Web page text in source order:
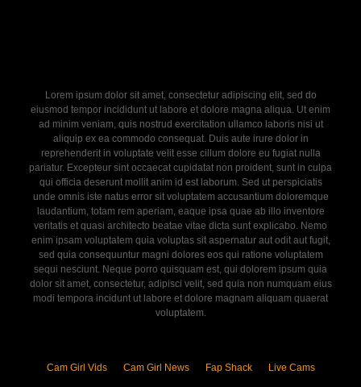
Lorem ipsum dolor sit amet, consectetur adipiscing elit, sed do
eiusmod tempor incididunt ut labore et dolore magna aliqua. Ut enim
ad minim veniam, quis nostrud exercitation ullamco laboris nisi ut
aliquip ex ea commodo consequat. Duis aute irure dolor in
reprehenderit in voluptate velit esse cillum dolore eu fugiat nulla
pariatur. Excepteur sint occaecat cupidatat non proident, sunt in culpa
qui officia deserunt mollit anim id est laborum. Sed ut perspiciatis
unde omnis iste natus error sit voluptatem accusantium doloremque
laudantium, totam rem aperiam, eaque ipsa quae ab illo inventore
veritatis et quasi architecto beatae vitae dicta sunt explicabo. Nemo
enim ipsam voluptatem quia voluptas sit aspernatur aut odit aut fugit,
sed quia consequuntur magni dolores eos qui ratione voluptatem
sequi nesciunt. Neque porro quisquam est, qui dolorem ipsum quia
dolor sit amet, consectetur, adipisci velit, sed quia non numquam eius
modi tempora incidunt ut labore et dolore magnam aliquam quaerat
voluptatem.
Cam Girl Vids Cam Girl News Fap Shack Live Cams